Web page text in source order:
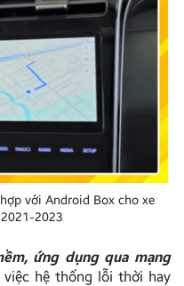
với Android Box cho xe
2023
ứng dụng qua mạng
hệ thống lỗi thời hay